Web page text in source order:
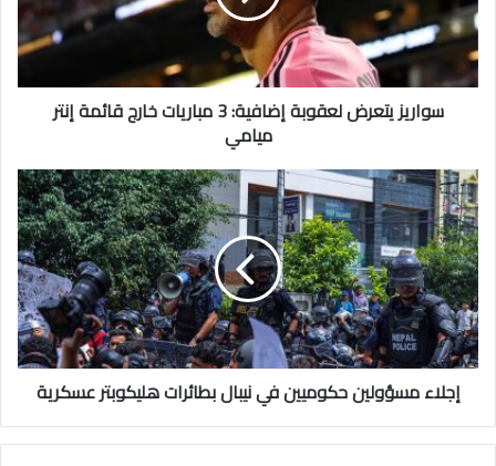
مباريات
خارج
قائمة
إنتر
ميامي
سواريز يتعرض لعقوبة إضافية: 3 مباريات خارج قائمة إنتر
ميامي
إجلاء
مسؤولين
حكوميين
في
نيبال
بطائرات
هليكوبتر
عسكرية
إجلاء مسؤولين حكوميين في نيبال بطائرات هليكوبتر عسكرية